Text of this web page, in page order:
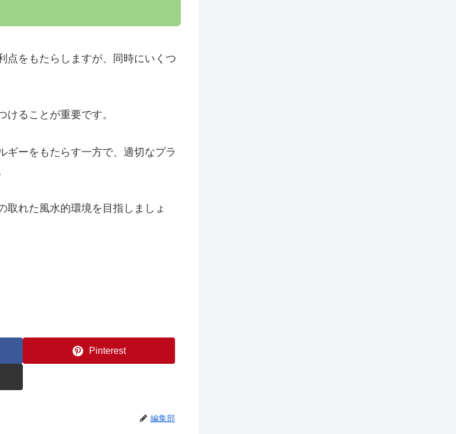
点をもたらしますが、同時にいくつ
ることが重要です。
ギーをもたらす一方で、適切なプラ
取れた風水的環境を目指しましょ
Pinterest
編集部